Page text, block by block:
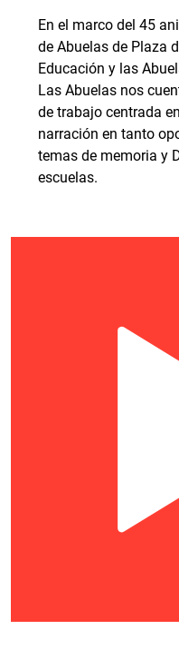
En el marco del 45
de Abuelas de Plaza
Educación y las
Las Abuelas nos
de trabajo centrada
narración en tanto
temas de memoria y
escuelas.